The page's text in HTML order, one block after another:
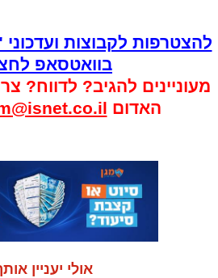
להצטרפות לקבוצות
בוואטסאפ
מעוניינים להגיב? לדווח?
האדום
אולי יעניין